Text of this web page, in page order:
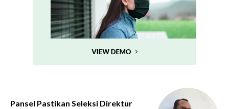
Pansel Pastikan Seleksi Direktur